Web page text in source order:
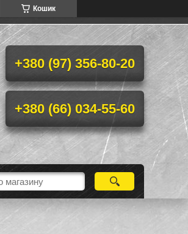
Кошик
+380 (97) 356-80-20
+380 (66) 034-55-60